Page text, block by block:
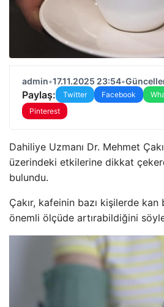
admin•17.11.2025 23:54•
Paylaş: Twitter Facebook
Pinterest
Dahiliye Uzmanı Dr. Mehmet
üzerindeki etkilerine dikkat
bulundu.
Çakır, kafeinin bazı kişilerde kan
önemli ölçüde artırabildiğini